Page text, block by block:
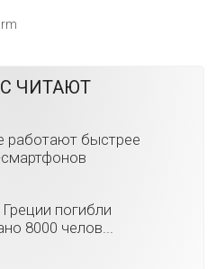
ЧИТАЮТ
работают быстрее
погибли
8000 челов...